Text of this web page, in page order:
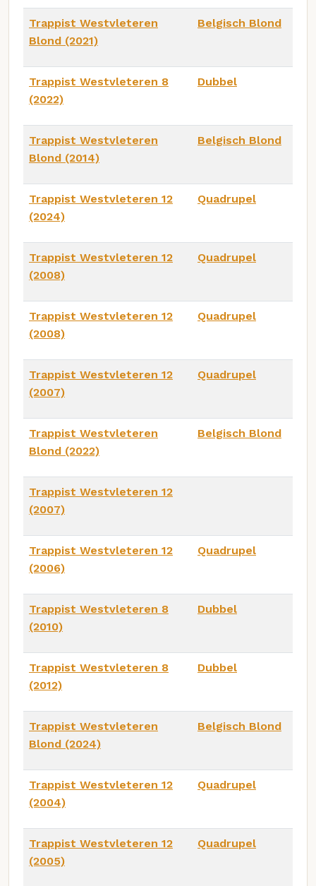
Trappist Westvleteren
Blond (2021)
Belgisch Blond
Trappist Westvleteren 8
(2022)
Dubbel
Trappist Westvleteren
Blond (2014)
Belgisch Blond
Trappist Westvleteren 12
(2024)
Quadrupel
Trappist Westvleteren 12
(2008)
Quadrupel
Trappist Westvleteren 12
(2008)
Quadrupel
Trappist Westvleteren 12
(2007)
Quadrupel
Trappist Westvleteren
Blond (2022)
Belgisch Blond
Trappist Westvleteren 12
(2007)
Trappist Westvleteren 12
(2006)
Quadrupel
Trappist Westvleteren 8
(2010)
Dubbel
Trappist Westvleteren 8
(2012)
Dubbel
Trappist Westvleteren
Blond (2024)
Belgisch Blond
Trappist Westvleteren 12
(2004)
Quadrupel
Trappist Westvleteren 12
(2005)
Quadrupel